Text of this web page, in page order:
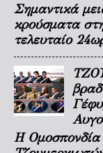
Σημαντικά
κρούσματα
τελευταίο
Η Ομοσπονδία